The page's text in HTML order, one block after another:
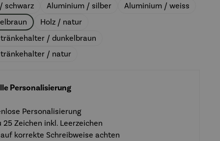
schwarz Aluminium / silber
Aluminium / weiss
Holz / natur
/ dunkelbraun
/ natur
Personalisierung
Personalisierung
25 Zeichen inkl. Leerzeichen
korrekte Schreibweise achten